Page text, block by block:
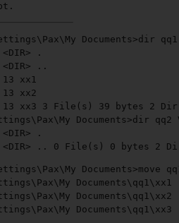
Documents>dir
.
<DIR> ..
13 xx1
13 xx2
13 xx3 3 File(s) 39 bytes 2
Documents>dir
.
<DIR> .. 0 File(s) 0 bytes 2
Documents>move
Documents\qq1\xx1
Documents\qq1\xx2
Documents\qq1\xx3